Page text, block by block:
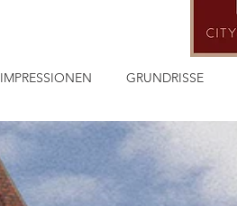
IMPRESSIONEN GRUNDRISSE